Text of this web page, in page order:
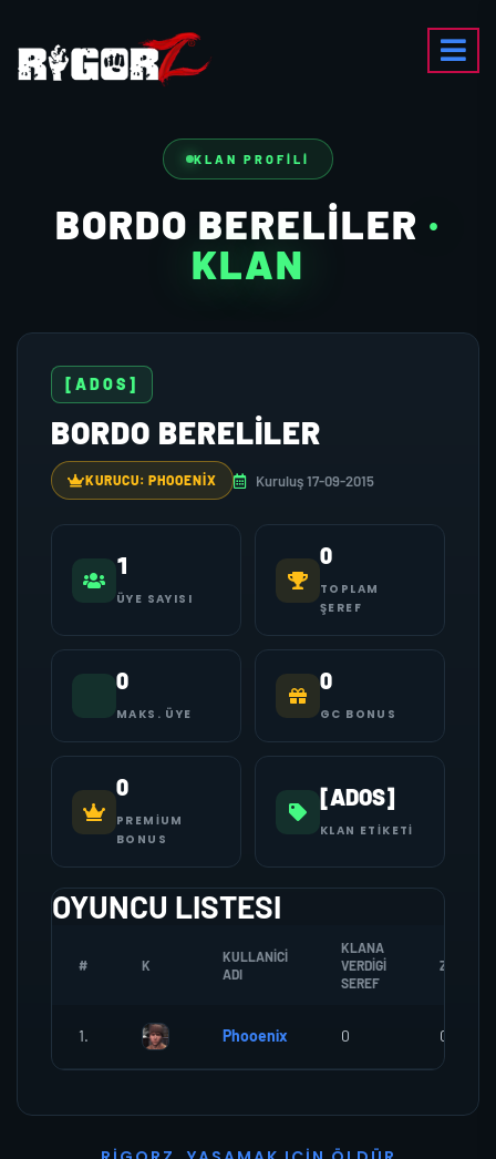
KLAN PROFILI
BORDO BERELİLER ·
KLAN
[ADOS]
BORDO BERELİLER
KURUCU: PHOOENIX Kuruluş 17-09-2015
1
ÜYE SAYISI
0
TOPLAM
ŞEREF
0
MAKS. ÜYE
0
GC BONUS
0
PREMIUM
BONUS
[ADOS]
KLAN ETIKETI
OYUNCU LISTESI
# K
KULLANICI
ADI
KLANA
VERDIGI
SEREF
ZOMBI
1. Phooenix 0 0